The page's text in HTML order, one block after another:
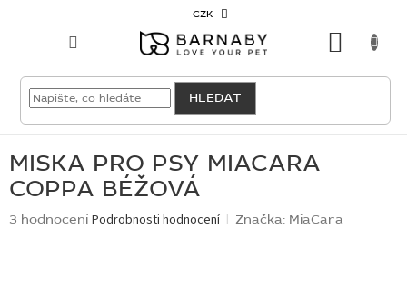
CZK
HLEDAT
VELKOODBĚRATEL
PSY
KOČKY
MISKA PRO PSY MIACARA
COPPA BÉŽOVÁ
Průměrné
3 hodnocení Podrobnosti hodnocení Značka: MiaCara